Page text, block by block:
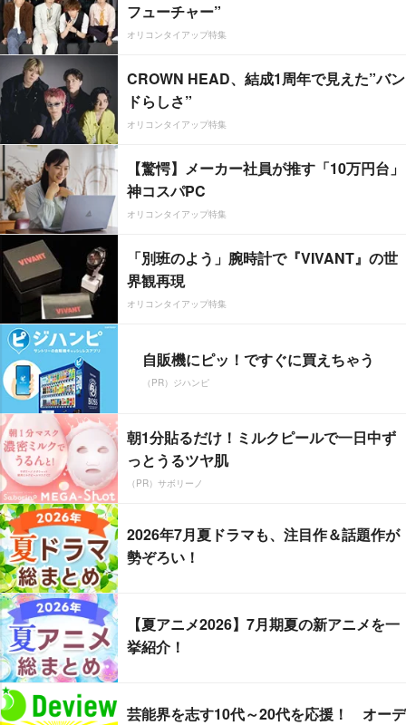
フューチャー”
オリコンタイアップ特集
CROWN HEAD、結成1周年で見えた”バン
ドらしさ”
オリコンタイアップ特集
【驚愕】メーカー社員が推す「10万円台」
神コスパPC
オリコンタイアップ特集
「別班のよう」腕時計で『VIVANT』の世
界観再現
オリコンタイアップ特集
自販機にピッ！ですぐに買えちゃう
（PR）ジハンピ
朝1分貼るだけ！ミルクピールで一日中ず
っとうるツヤ肌
（PR）サボリーノ
2026年7月夏ドラマも、注目作＆話題作が
勢ぞろい！
【夏アニメ2026】7月期夏の新アニメを一
挙紹介！
芸能界を志す10代～20代を応援！ オーデ